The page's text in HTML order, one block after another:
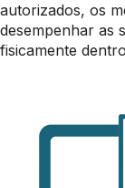
autorizados, os
desempenhar as
fisicamente